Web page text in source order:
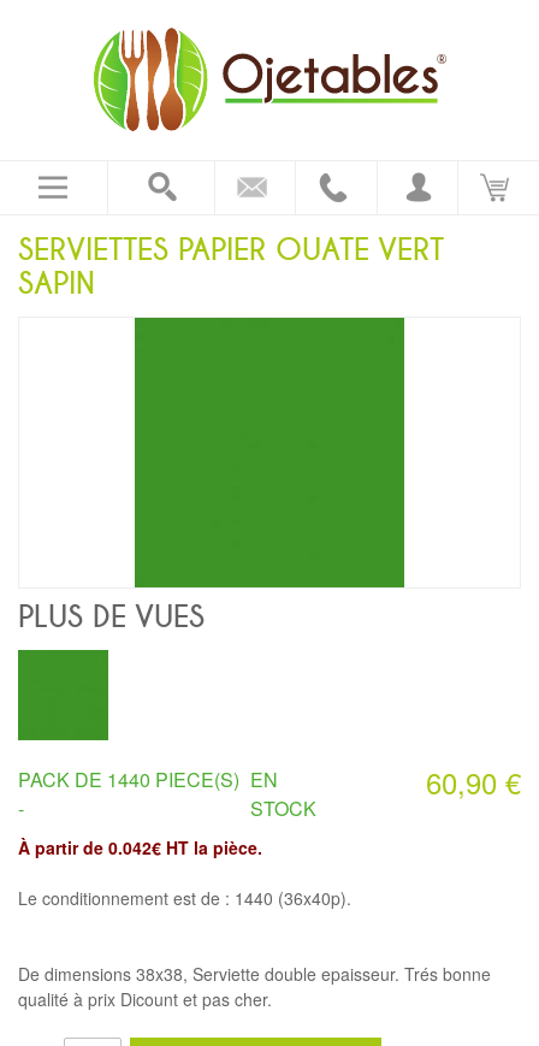
SERVIETTES PAPIER OUATE VERT
SAPIN
PLUS DE VUES
60,90 €
PACK DE 1440 PIECE(S)
-
EN
STOCK
À partir de 0.042€ HT la pièce.
Le conditionnement est de : 1440 (36x40p).
De dimensions 38x38, Serviette double epaisseur. Trés bonne
qualité à prix Dicount et pas cher.